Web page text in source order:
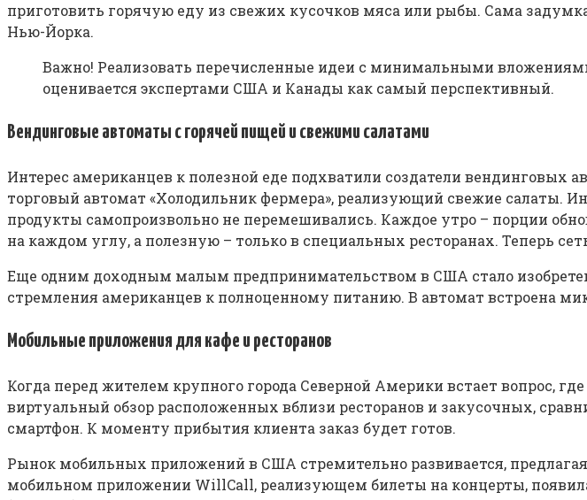
приготовить горячую еду из свежих кусочков мяса или рыбы. Сама
Нью-Йорка.
Важно! Реализовать перечисленные идеи с минимальными
оценивается экспертами США и Канады как самый перспективный.
Вендинговые автоматы с горячей пищей и свежими салатами
Интерес американцев к полезной еде подхватили создатели вендинговых
торговый автомат «Холодильник фермера», реализующий свежие салаты.
продукты самопроизвольно не перемешивались. Каждое утро – порции
на каждом углу, а полезную – только в специальных ресторанах. Теперь
Еще одним доходным малым предпринимательством в США стало
стремления американцев к полноценному питанию. В автомат встроена
Мобильные приложения для кафе и ресторанов
Когда перед жителем крупного города Северной Америки встает вопрос,
виртуальный обзор расположенных вблизи ресторанов и закусочных,
смартфон. К моменту прибытия клиента заказ будет готов.
Рынок мобильных приложений в США стремительно развивается,
мобильном приложении WillCall, реализующем билеты на концерты,